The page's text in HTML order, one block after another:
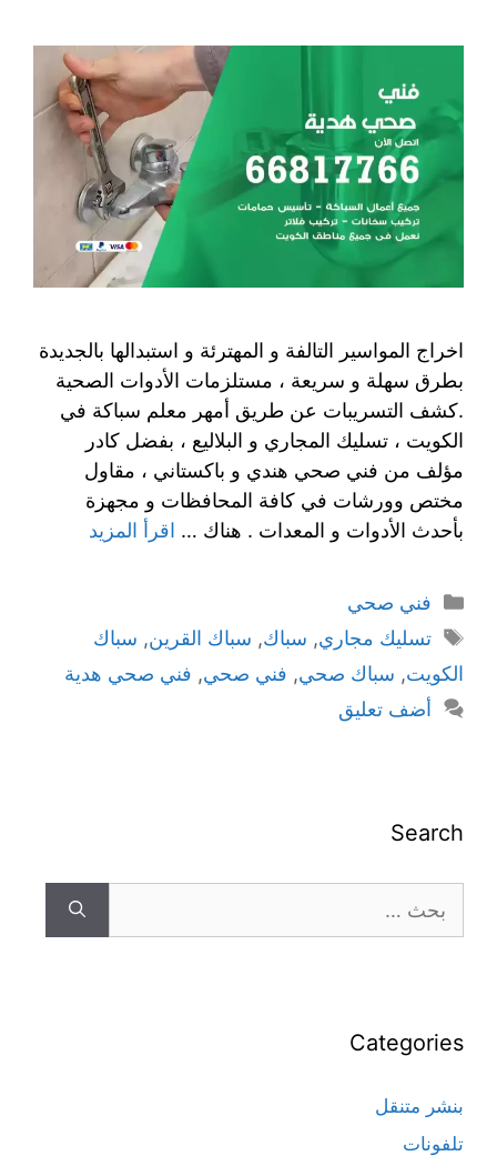
اخراج المواسير التالفة و المهترئة و استبدالها بالجديدة
بطرق سهلة و سريعة ، مستلزمات الأدوات الصحية
.كشف التسريبات عن طريق أمهر معلم سباكة في
الكويت ، تسليك المجاري و البلاليع ، بفضل كادر
مؤلف من فني صحي هندي و باكستاني ، مقاول
مختص وورشات في كافة المحافظات و مجهزة
بأحدث الأدوات و المعدات . هناك … اقرأ المزيد
فني صحي
تسليك مجاري, سباك, سباك القرين, سباك
الكويت, سباك صحي, فني صحي, فني صحي هدية
أضف تعليق
Search
Categories
بنشر متنقل
تلفونات